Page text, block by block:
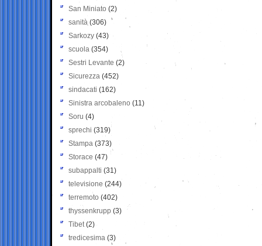
San Miniato (2)
sanità (306)
Sarkozy (43)
scuola (354)
Sestri Levante (2)
Sicurezza (452)
sindacati (162)
Sinistra arcobaleno (11)
Soru (4)
sprechi (319)
Stampa (373)
Storace (47)
subappalti (31)
televisione(244)
terremoto (402)
thyssenkrupp (3)
Tibet(2)
tredicesima (3)